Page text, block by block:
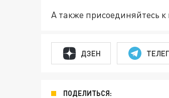
А также присоединяйтесь к
ДЗЕН
ПОДЕЛИТЬСЯ: